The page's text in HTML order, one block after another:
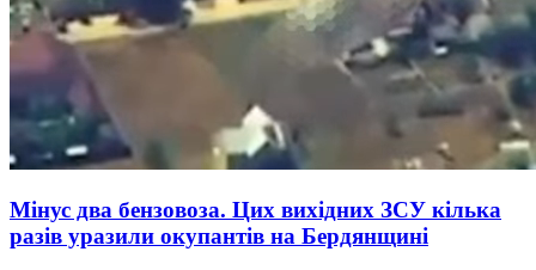
Мінус два бензовоза. Цих вихідних ЗСУ кілька
разів уразили окупантів на Бердянщині